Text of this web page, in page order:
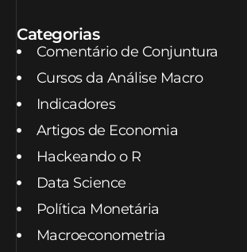
Categorias
Comentário de Conjuntura
Cursos da Análise Macro
Indicadores
Artigos de Economia
Hackeando o R
Data Science
Política Monetária
Macroeconometria